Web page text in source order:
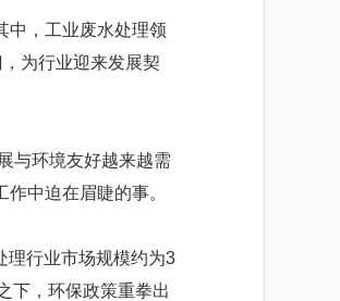
中，工业废水处理领
为行业迎来发展契
与环境友好越来越需
中迫在眉睫的事。
行业市场规模约为3
下，环保政策重拳出